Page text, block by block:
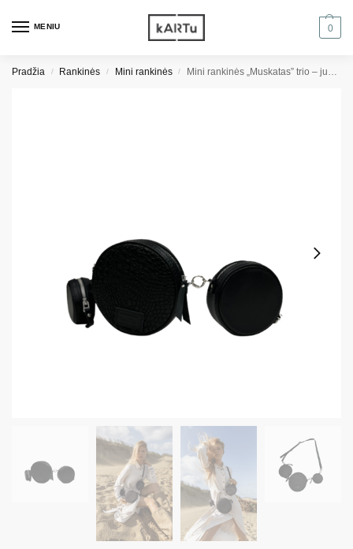
MENIU 0
Pradžia / Rankinės / Mini rankinės / Mini rankinės „Muskatas” trio – juoda/juodas roplys